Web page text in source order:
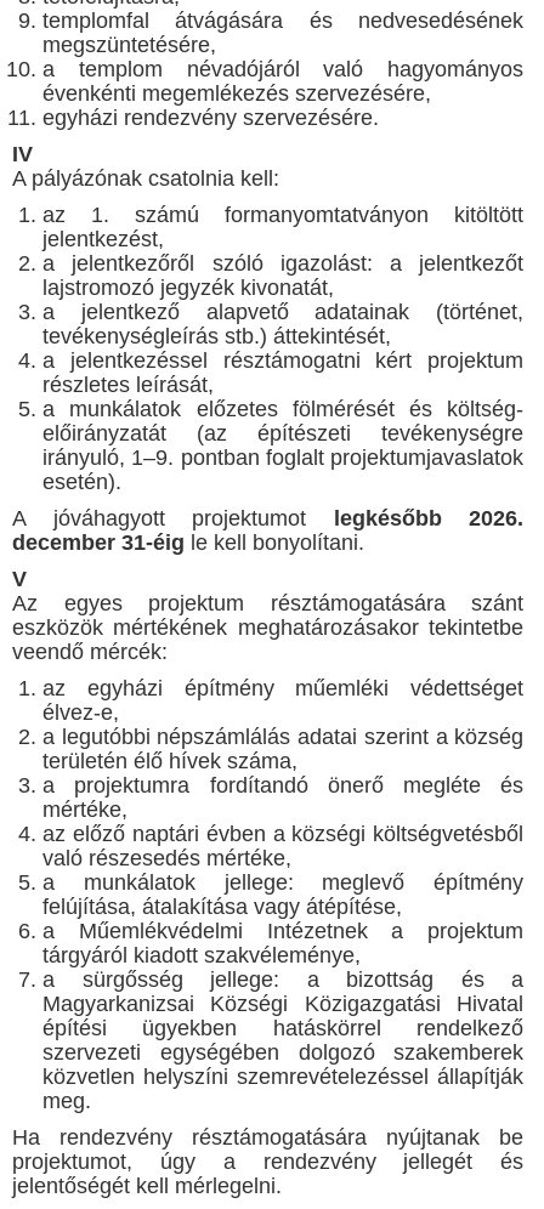
templomfal átvágására és nedvesedésének
megszüntetésére,
a templom névadójáról való hagyományos
évenkénti megemlékezés szervezésére,
egyházi rendezvény szervezésére.
IV
A pályázónak csatolnia kell:
az 1. számú formanyomtatványon kitöltött
jelentkezést,
a jelentkezőről szóló igazolást: a jelentkezőt
lajstromozó jegyzék kivonatát,
a jelentkező alapvető adatainak (történet,
tevékenységleírás stb.) áttekintését,
a jelentkezéssel résztámogatni kért projektum
részletes leírását,
a munkálatok előzetes fölmérését és költség-
előirányzatát (az építészeti tevékenységre
irányuló, 1–9. pontban foglalt projektumjavaslatok
esetén).
A jóváhagyott projektumot
legkésőbb 2026.
december 31-éig le kell bonyolítani.
V
Az egyes projektum résztámogatására szánt
eszközök mértékének meghatározásakor tekintetbe
veendő mércék:
az egyházi építmény műemléki védettséget
élvez-e,
a legutóbbi népszámlálás adatai szerint a község
területén élő hívek száma,
a projektumra fordítandó önerő megléte és
mértéke,
az előző naptári évben a községi költségvetésből
való részesedés mértéke,
a munkálatok jellege: meglevő építmény
felújítása, átalakítása vagy átépítése,
a Műemlékvédelmi Intézetnek a projektum
tárgyáról kiadott szakvéleménye,
a sürgősség jellege: a bizottság és a
Magyarkanizsai Községi Közigazgatási Hivatal
építési ügyekben hatáskörrel rendelkező
szervezeti egységében dolgozó szakemberek
közvetlen helyszíni szemrevételezéssel állapítják
meg.
Ha rendezvény résztámogatására nyújtanak be
projektumot, úgy a rendezvény jellegét és
jelentőségét kell mérlegelni.